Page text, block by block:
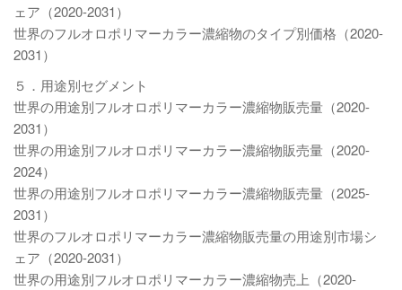
ェア（2020-2031）
世界のフルオロポリマーカラー濃縮物のタイプ別価格（2020-
2031）
５．用途別セグメント
世界の用途別フルオロポリマーカラー濃縮物販売量（2020-
2031）
世界の用途別フルオロポリマーカラー濃縮物販売量（2020-
2024）
世界の用途別フルオロポリマーカラー濃縮物販売量（2025-
2031）
世界のフルオロポリマーカラー濃縮物販売量の用途別市場シ
ェア（2020-2031）
世界の用途別フルオロポリマーカラー濃縮物売上（2020-